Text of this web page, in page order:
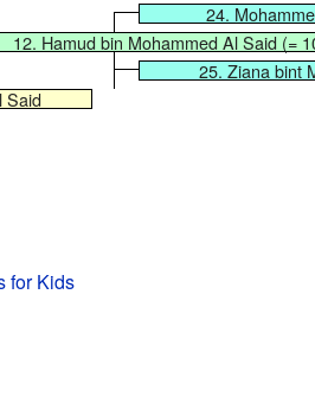
24.
12. Hamud bin Mohammed Al Said (=
25. Ziana bint
Said
for Kids